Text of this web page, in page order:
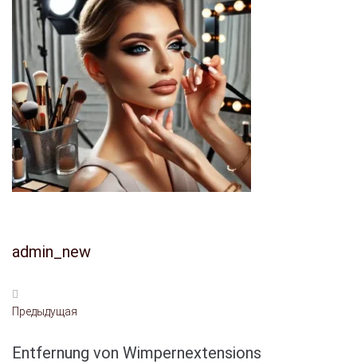
admin_new
Предыдущая
Entfernung von Wimpernextensions